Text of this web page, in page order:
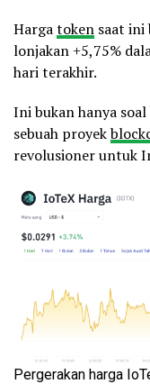
Hargatoken saat ini
lonjakan +5,75%
hari terakhir.
Ini bukan hanya
sebuah proyek
revolusioner untuk
Pergerakan harga